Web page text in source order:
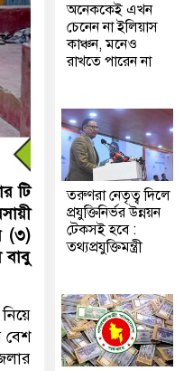
টি
(৩)
বাবু
বেশ
অনেককেই এখন
চেনেন না ইলিয়াস
কাঞ্চন, মনেও
রাখতে পারেন না
তরুণরা নেতৃত্ব দিলে
প্রযুক্তিনির্ভর উন্নয়ন
টেকসই হবে :
তথ্যপ্রযুক্তিমন্ত্রী